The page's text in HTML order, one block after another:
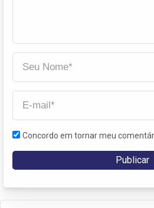
Concordo em tornar meu